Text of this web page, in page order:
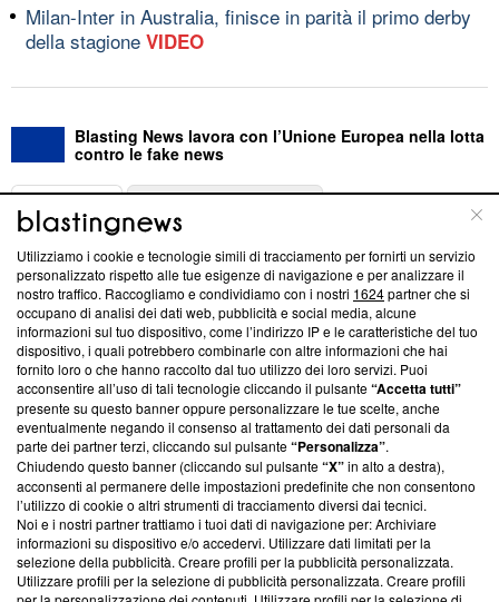
Milan-Inter in Australia, finisce in parità il primo derby
della stagione VIDEO
Blasting News lavora con l’Unione Europea nella lotta
contro le fake news
ABOUT
Questa sezione offre informazioni trasparenti su Blasting
News, sui nostri processi editoriali e su come ci impegniamo a
creare news di qualità. Inoltre, afferma la nostra aderenza a
‘Trust Project - News with Integrity’Blasting News non è
ancora membro del programma, ma ha richiesto di farne
parte; Trust Project non ha ancora effettuato una verifica di
conformità agli standard.
Su di noi
Team editoriale
Corporate
Redazione
Utilizziamo i cookie e tecnologie simili di tracciamento per fornirti un servizio
personalizzato rispetto alle tue esigenze di navigazione e per analizzare il
nostro traffico. Raccogliamo e condividiamo con i nostri 1624partner che si
occupano di analisi dei dati web, pubblicità e social media, alcune
informazioni sul tuo dispositivo, come l’indirizzo IP e le caratteristiche del tuo
dispositivo, i quali potrebbero combinarle con altre informazioni che hai
fornito loro o che hanno raccolto dal tuo utilizzo dei loro servizi. Puoi
acconsentire all’uso di tali tecnologie cliccando il pulsante“Accetta tutti”
presente su questo banner oppure personalizzare le tue scelte, anche
eventualmente negando il consenso al trattamento dei dati personali da
parte dei partner terzi, cliccando sul pulsante“Personalizza”.
Chiudendo questo banner (cliccando sul pulsante“X”in alto a destra),
acconsenti al permanere delle impostazioni predefinite che non consentono
l’utilizzo di cookie o altri strumenti di tracciamento diversi dai tecnici.
Noi e i nostri partner trattiamo i tuoi dati di navigazione per: Archiviare
informazioni su dispositivo e/o accedervi. Utilizzare dati limitati per la
selezione della pubblicità. Creare profili per la pubblicità personalizzata.
Utilizzare profili per la selezione di pubblicità personalizzata. Creare profili